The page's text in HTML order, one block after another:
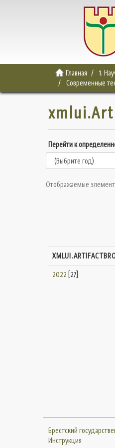
Главная 1.
Современные
Перейти к
Отображаемые
2022 [27]
Брестский
Инструкция